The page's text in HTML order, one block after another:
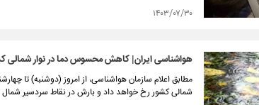
۱۴۰۳/۰۷/۳۰
هواشناسی ایران| کاهش محسوس دما در نوار شمالی
شمالی کشور رخ خواهد داد و بارش در نقاط سردسیر شمال